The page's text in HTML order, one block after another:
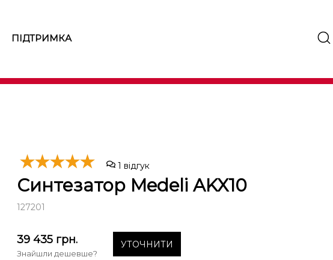
ПІДТРИМКА
1відгук
Синтезатор Medeli AKX10
127201
39 435 грн.
Знайшли дешевше?
УТОЧНИТИ